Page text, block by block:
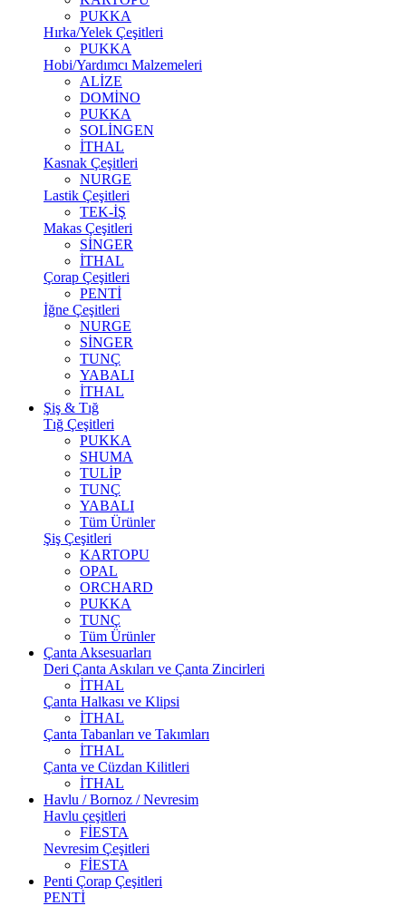
PUKKA
Hırka/Yelek Çeşitleri
PUKKA
Hobi/Yardımcı Malzemeleri
ALİZE
DOMİNO
PUKKA
SOLİNGEN
İTHAL
Kasnak Çeşitleri
NURGE
Lastik Çeşitleri
TEK-İŞ
Makas Çeşitleri
SİNGER
İTHAL
Çorap Çeşitleri
PENTİ
İğne Çeşitleri
NURGE
SİNGER
TUNÇ
YABALI
İTHAL
Şiş & Tığ
Tığ Çeşitleri
PUKKA
SHUMA
TULİP
TUNÇ
YABALI
Tüm Ürünler
Şiş Çeşitleri
KARTOPU
OPAL
ORCHARD
PUKKA
TUNÇ
Tüm Ürünler
Çanta Aksesuarları
Deri Çanta Askıları ve Çanta Zincirleri
İTHAL
Çanta Halkası ve Klipsi
İTHAL
Çanta Tabanları ve Takımları
İTHAL
Çanta ve Cüzdan Kilitleri
İTHAL
Havlu / Bornoz / Nevresim
Havlu çeşitleri
FİESTA
Nevresim Çeşitleri
FİESTA
Penti Çorap Çeşitleri
PENTİ